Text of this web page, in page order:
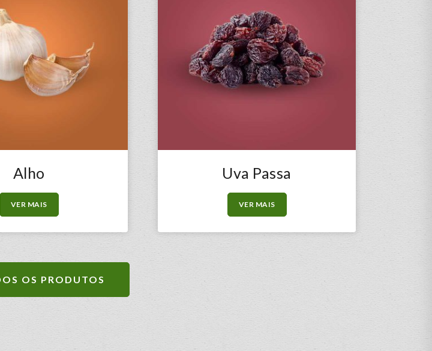
Alho
VER MAIS
Uva Passa
VER MAIS
OS PRODUTOS